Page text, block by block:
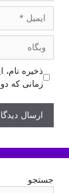
وبگاه
ذخیره
زمانی که
جستجو